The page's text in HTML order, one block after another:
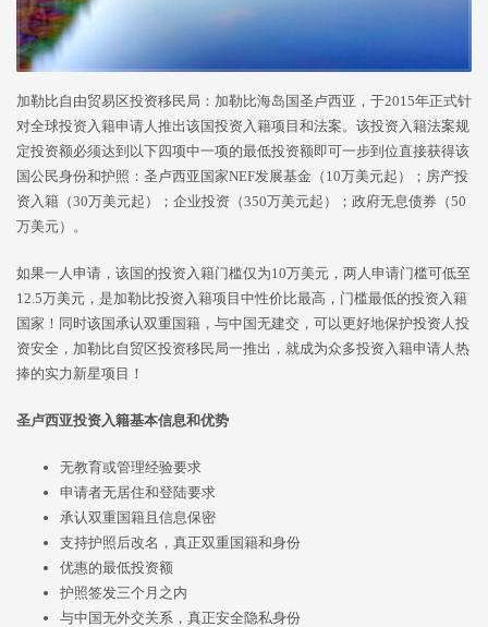
加勒比自由贸易区投资移民局：加勒比海岛国圣卢西亚，于2015年正式针
对全球投资入籍申请人推出该国投资入籍项目和法案。该投资入籍法案规
定投资额必须达到以下四项中一项的最低投资额即可一步到位直接获得该
国公民身份和护照：圣卢西亚国家NEF发展基金（10万美元起）；房产投
资入籍（30万美元起）；企业投资（350万美元起）；政府无息债券（50
万美元）。
如果一人申请，该国的投资入籍门槛仅为10万美元，两人申请门槛可低至
12.5万美元，是加勒比投资入籍项目中性价比最高，门槛最低的投资入籍
国家！同时该国承认双重国籍，与中国无建交，可以更好地保护投资人投
资安全，加勒比自贸区投资移民局一推出，就成为众多投资入籍申请人热
捧的实力新星项目！
圣卢西亚投资入籍基本信息和优势
无教育或管理经验要求
申请者无居住和登陆要求
承认双重国籍且信息保密
支持护照后改名，真正双重国籍和身份
优惠的最低投资额
护照签发三个月之内
与中国无外交关系，真正安全隐私身份